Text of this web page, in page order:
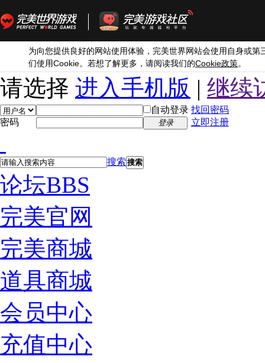
为向您提供良好的网站使用体验，完美世界网站会使用自身或第
们使用Cookie。若想了解更多，请阅读我们的Cookie政策。
请选择 进入手机版 | 继续
自动登录 找回密码
密码
登录 立即注册
搜索 搜索
论坛BBS
完美官网
完美商城
道具商城
会员中心
充值中心